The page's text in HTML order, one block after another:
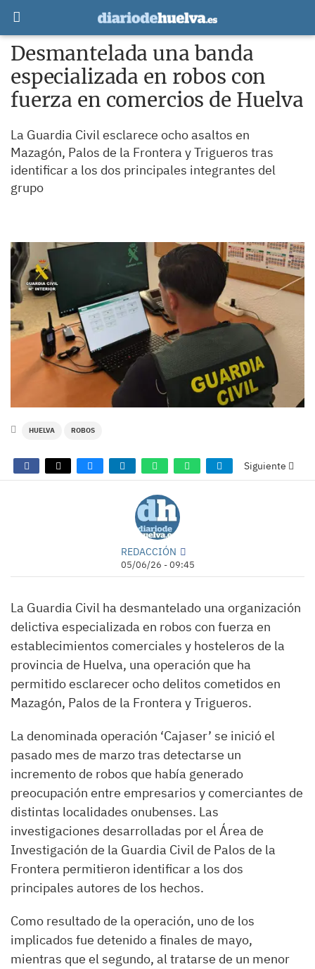
Desmantelada una banda
especializada en robos con
fuerza en comercios de Huelva
La Guardia Civil esclarece ocho asaltos en
Mazagón, Palos de la Frontera y Trigueros tras
identificar a los dos principales integrantes del
grupo
HUELVA ROBOS
Siguiente
REDACCIÓN
05/06/26 - 09:45
La Guardia Civil ha desmantelado una organización
delictiva especializada en robos con fuerza en
establecimientos comerciales y hosteleros de la
provincia de Huelva, una operación que ha
permitido esclarecer ocho delitos cometidos en
Mazagón, Palos de la Frontera y Trigueros.
La denominada operación ‘Cajaser’ se inició el
pasado mes de marzo tras detectarse un
incremento de robos que había generado
preocupación entre empresarios y comerciantes de
distintas localidades onubenses. Las
investigaciones desarrolladas por el Área de
Investigación de la Guardia Civil de Palos de la
Frontera permitieron identificar a los dos
principales autores de los hechos.
Como resultado de la operación, uno de los
implicados fue detenido a finales de mayo,
mientras que el segundo, al tratarse de un menor